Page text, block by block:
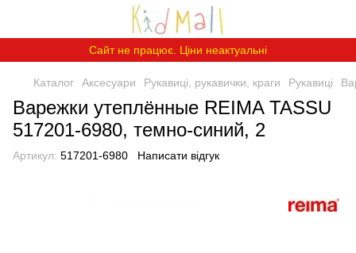
Сайт не працює. Ціни неактуальні
Каталог Аксесуари Рукавиці, рукавички, краги Рукавиці
Варежки утеплённые REIMA TASSU
517201-6980, темно-синий, 2
Артикул: 517201-6980 Написати відгук